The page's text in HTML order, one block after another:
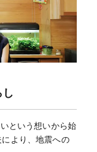
という想いから始
より、地震への